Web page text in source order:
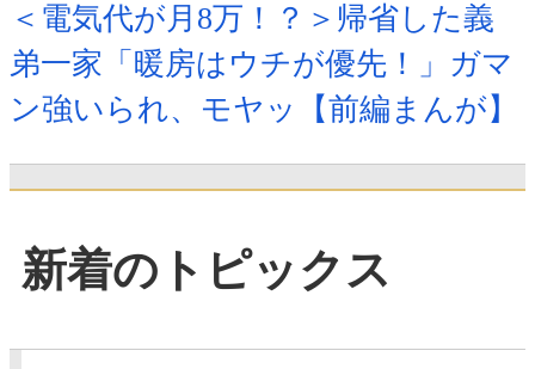
＜電気代が月8万！？＞帰省した義
弟一家「暖房はウチが優先！」ガマ
ン強いられ、モヤッ【前編まんが】
新着のトピックス